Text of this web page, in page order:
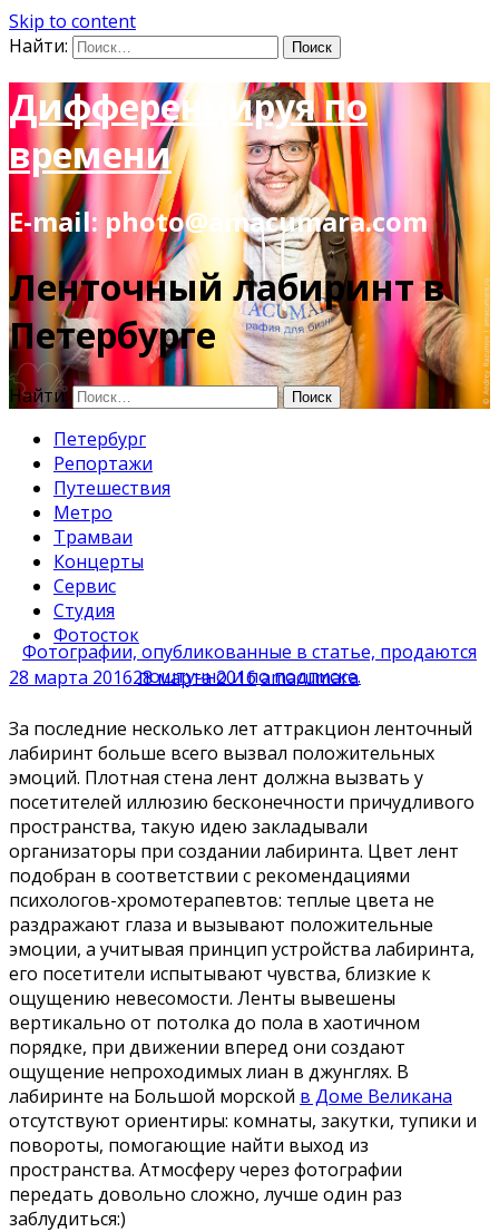
Skip to content
Найти:
Дифференцируя по
времени
E-mail: photo@amacumara.com
Ленточный лабиринт в
Петербурге
Найти:
Петербург
Репортажи
Путешествия
Метро
Трамваи
Концерты
Сервис
Студия
Фотосток
28 марта 201628 марта 2016amacumara
Фотографии, опубликованные в статье, продаются
поштучно и по подписке.
За последние несколько лет аттракцион ленточный
лабиринт больше всего вызвал положительных
эмоций. Плотная стена лент должна вызвать у
посетителей иллюзию бесконечности причудливого
пространства, такую идею закладывали
организаторы при создании лабиринта. Цвет лент
подобран в соответствии с рекомендациями
психологов-хромотерапевтов: теплые цвета не
раздражают глаза и вызывают положительные
эмоции, а учитывая принцип устройства лабиринта,
его посетители испытывают чувства, близкие к
ощущению невесомости. Ленты вывешены
вертикально от потолка до пола в хаотичном
порядке, при движении вперед они создают
ощущение непроходимых лиан в джунглях. В
лабиринте на Большой морской в Доме Великана
отсутствуют ориентиры: комнаты, закутки, тупики и
повороты, помогающие найти выход из
пространства. Атмосферу через фотографии
передать довольно сложно, лучше один раз
заблудиться:)